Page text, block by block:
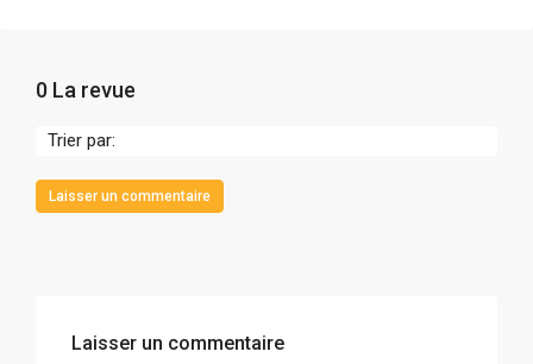
0 La revue
Trier par:
Laisser un commentaire
Laisser un commentaire